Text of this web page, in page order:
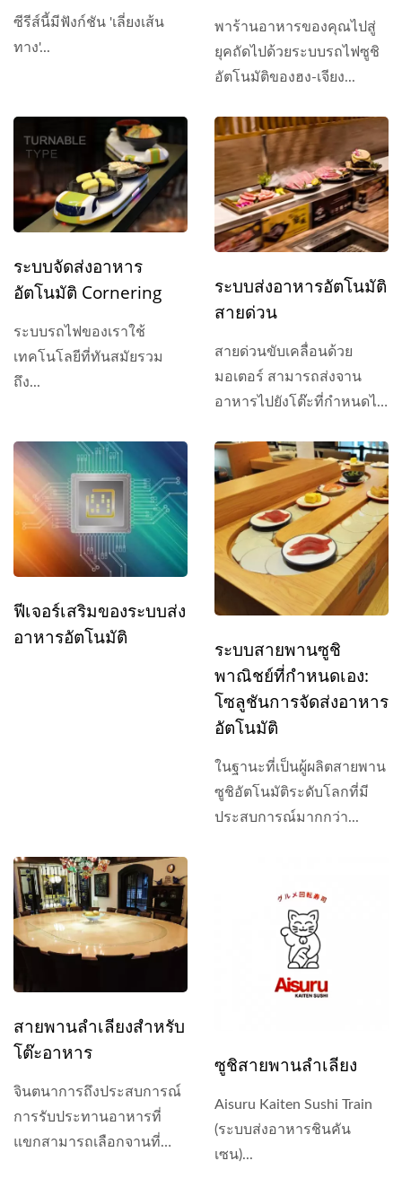
ซีรีส์นี้มีฟังก์ชัน 'เลี่ยงเส้น
ทาง'...
พาร้านอาหารของคุณไปสู่
ยุคถัดไปด้วยระบบรถไฟซูชิ
อัตโนมัติของฮง-เจียง...
ระบบจัดส่งอาหาร
อัตโนมัติ Cornering
ระบบรถไฟของเราใช้
เทคโนโลยีที่ทันสมัยรวม
ถึง...
ระบบส่งอาหารอัตโนมัติ
สายด่วน
สายด่วนขับเคลื่อนด้วย
มอเตอร์ สามารถส่งจาน
อาหารไปยังโต๊ะที่กำหนดได้
ฟีเจอร์เสริมของระบบส่ง
อาหารอัตโนมัติ
ระบบสายพานซูชิ
พาณิชย์ที่กำหนดเอง:
โซลูชันการจัดส่งอาหาร
อัตโนมัติ
ในฐานะที่เป็นผู้ผลิตสายพาน
ซูชิอัตโนมัติระดับโลกที่มี
ประสบการณ์มากกว่า...
สายพานลำเลียงสำหรับ
โต๊ะอาหาร
จินตนาการถึงประสบการณ์
การรับประทานอาหารที่
แขกสามารถเลือกจานที่
ซูชิสายพานลำเลียง
Aisuru Kaiten Sushi Train
(ระบบส่งอาหารชินคัน
เซน)...